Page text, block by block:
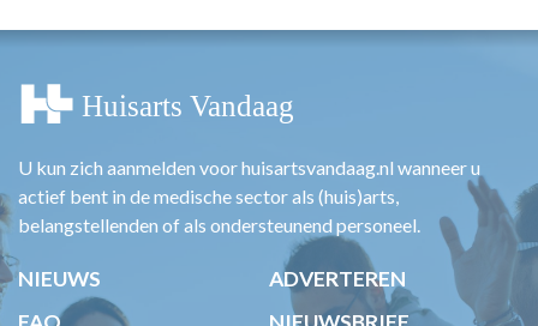
U kun zich aanmelden voor huisartsvandaag.nl wanneer u
actief bent in de medische sector als (huis)arts,
belangstellenden of als ondersteunend personeel.
NIEUWS
ADVERTEREN